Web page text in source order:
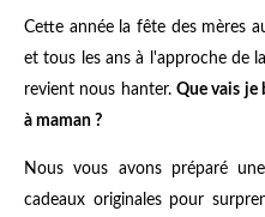
Cette année la fête des mères
et tous les ans à l'approche de
revient nous hanter. Que vais je
à maman ?
Nous vous avons préparé
cadeaux originales pour